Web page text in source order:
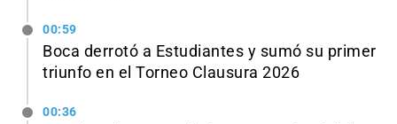
00:59
Boca derrotó a Estudiantes y sumó su primer
triunfo en el Torneo Clausura 2026
00:36